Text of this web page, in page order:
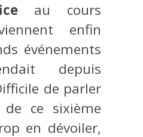
au cours
enfin
événements
depuis
de parler
de ce sixième
en dévoiler,